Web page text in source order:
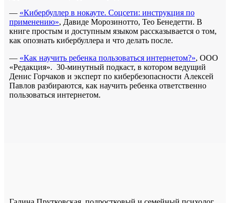
— «Кибербуллер в нокауте. Соцсети: инструкция по
применению», Давиде Морозинотто, Тео Бенедетти. В
книге простым и доступным языком рассказывается о том,
как опознать кибербуллера и что делать после.
— «Как научить ребенка пользоваться интернетом?», ООО
«Редакция». 30-минутный подкаст, в котором ведущий
Денис Горчаков и эксперт по кибербезопасности Алексей
Павлов разбираются, как научить ребенка ответственно
пользоваться интернетом.